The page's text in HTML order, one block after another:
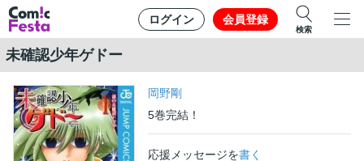
ログイン 会員登録
検索
未確認少年ゲドー
岡野剛
5巻完結！
応援メッセージを書く